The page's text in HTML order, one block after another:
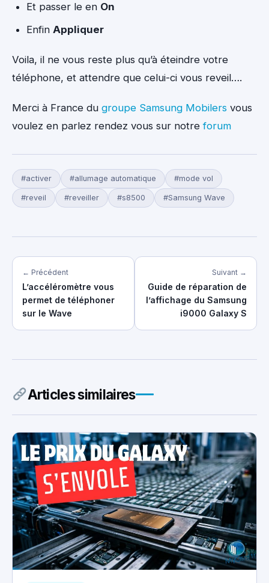
Et passer le en On
Enfin Appliquer
Voila, il ne vous reste plus qu’à éteindre votre
téléphone, et attendre que celui-ci vous reveil….
Merci à France du groupe Samsung Mobilers vous
voulez en parlez rendez vous sur notreforum
#activer #allumage automatique #mode vol
#reveil #reveiller #s8500 #Samsung Wave
← Précédent
L’accéléromètre vous
permet de téléphoner
sur le Wave
Suivant →
Guide de réparation de
l’affichage du Samsung
i9000 Galaxy S
Articles similaires